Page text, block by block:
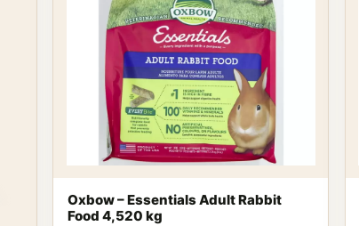
Oxbow – Essentials Adult Rabbit
Food 4,520 kg